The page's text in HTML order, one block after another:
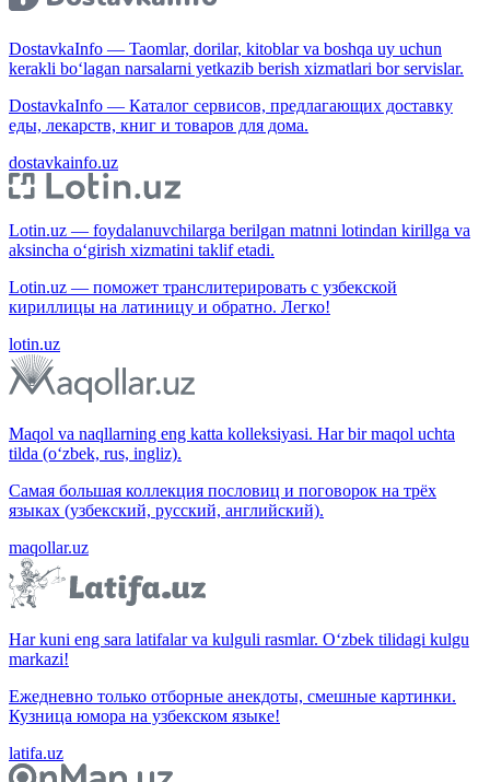
DostavkaInfo — Taomlar, dorilar, kitoblar va boshqa uy uchun
kerakli bo‘lagan narsalarni yetkazib berish xizmatlari bor servislar.
DostavkaInfo — Каталог сервисов, предлагающих доставку
еды, лекарств, книг и товаров для дома.
dostavkainfo.uz
Lotin.uz — foydalanuvchilarga berilgan matnni lotindan kirillga va
aksincha o‘girish xizmatini taklif etadi.
Lotin.uz — поможет транслитерировать с узбекской
кириллицы на латиницу и обратно. Легко!
lotin.uz
Maqol va naqllarning eng katta kolleksiyasi. Har bir maqol uchta
tilda (o‘zbek, rus, ingliz).
Самая большая коллекция пословиц и поговорок на трёх
языках (узбекский, русский, английский).
maqollar.uz
Har kuni eng sara latifalar va kulguli rasmlar. O‘zbek tilidagi kulgu
markazi!
Ежедневно только отборные анекдоты, смешные картинки.
Кузница юмора на узбекском языке!
latifa.uz